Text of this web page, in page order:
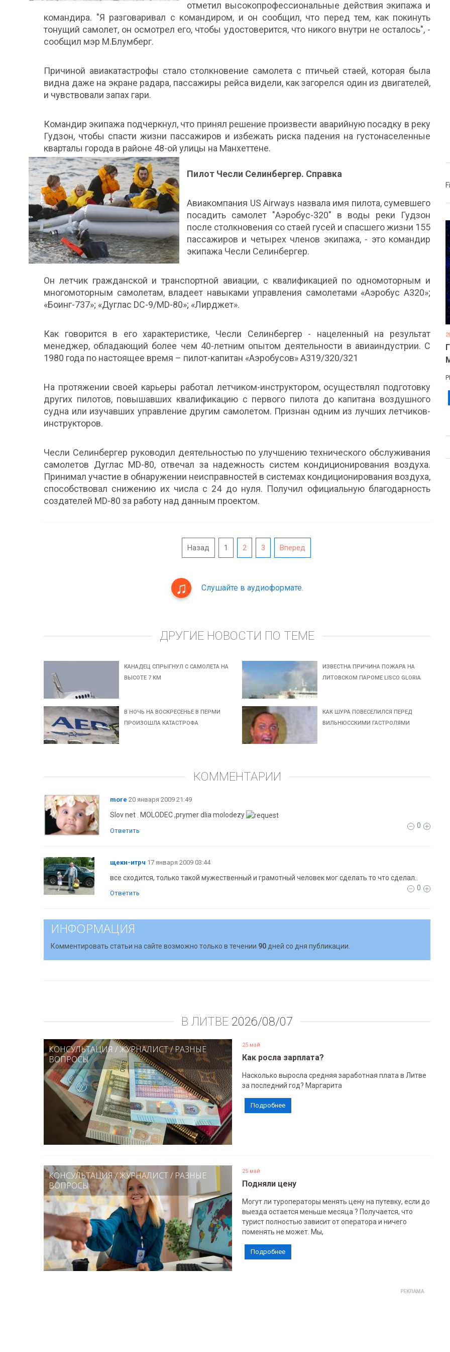
отметил высокопрофессиональные действия экипажа и
командира. "Я разговаривал с командиром, и он сообщил, что перед тем, как покинуть
тонущий самолет, он осмотрел его, чтобы удостоверится, что никого внутри не осталось", -
сообщил мэр М.Блумберг.
Причиной авиакатастрофы стало столкновение самолета с птичьей стаей, которая была
видна даже на экране радара, пассажиры рейса видели, как загорелся один из двигателей,
и чувствовали запах гари.
Командир экипажа подчеркнул, что принял решение произвести аварийную посадку в реку
Гудзон, чтобы спасти жизни пассажиров и избежать риска падения на густонаселенные
кварталы города в районе 48-ой улицы на Манхеттене.
Пилот Чесли Селинбергер. Справка
Авиакомпания US Airways назвала имя пилота, сумевшего
посадить самолет "Аэробус-320" в воды реки Гудзон
после столкновения со стаей гусей и спасшего жизни 155
пассажиров и четырех членов экипажа, - это командир
экипажа Чесли Селинбергер.
Он летчик гражданской и транспортной авиации, с квалификацией по одномоторным и
многомоторным самолетам, владеет навыками управления самолетами «Аэробус А320»;
«Боинг-737»; «Дуглас DC-9/MD-80»; «Лирджет».
Как говорится в его характеристике, Чесли Селинбергер - нацеленный на результат
менеджер, обладающий более чем 40-летним опытом деятельности в авиаиндустрии. С
1980 года по настоящее время – пилот-капитан «Аэробусов» A319/320/321
На протяжении своей карьеры работал летчиком-инструктором, осуществлял подготовку
других пилотов, повышавших квалификацию с первого пилота до капитана воздушного
судна или изучавших управление другим самолетом. Признан одним из лучших летчиков-
инструкторов.
Чесли Селинбергер руководил деятельностью по улучшению технического обслуживания
самолетов Дуглас MD-80, отвечал за надежность систем кондиционирования воздуха.
Принимал участие в обнаружении неисправностей в системах кондиционирования воздуха,
способствовал снижению их числа с 24 до нуля. Получил официальную благодарность
создателей MD-80 за работу над данным проектом.
Назад 1 2 3 Вперед
Слушайте в аудиоформате.
ДРУГИЕ НОВОСТИ ПО ТЕМЕ
КАНАДЕЦ СПРЫГНУЛ С САМОЛЕТА НА
ВЫСОТЕ 7 КМ
ИЗВЕСТНА ПРИЧИНА ПОЖАРА НА
ЛИТОВСКОМ ПАРОМЕ LISCO GLORIA
В НОЧЬ НА ВОСКРЕСЕНЬЕ В ПЕРМИ
ПРОИЗОШЛА КАТАСТРОФА
КАК ШУРА ПОВЕСЕЛИЛСЯ ПЕРЕД
ВИЛЬНЮССКИМИ ГАСТРОЛЯМИ
КОММЕНТАРИИ
more 20 января 2009 21:49
Slov net . MOLODEC ,prymer dlia molodezy
0
Ответить
щекн-итрч 17 января 2009 03:44
все сходится, только такой мужественный и грамотный человек мог сделать то что сделал..
0
Ответить
ИНФОРМАЦИЯ
Комментировать статьи на сайте возможно только в течении 90дней со дня публикации.
В ЛИТВЕ 2026/08/07
КОНСУЛЬТАЦИЯ /ЖУРНАЛИСТ/РАЗНЫЕ
ВОПРОСЫ
25 май
Как росла зарплата?
Насколько выросла средняя заработная плата в Литве
за последний год? Маргарита
Подробнее
КОНСУЛЬТАЦИЯ/ЖУРНАЛИСТ/ РАЗНЫЕ
ВОПРОСЫ
25 май
Подняли цену
Могут ли туроператоры менять цену на путевку, если до
выезда остается меньше месяца ? Получается, что
турист полностью зависит от оператора и ничего
поменять не может. Мы,
Подробнее